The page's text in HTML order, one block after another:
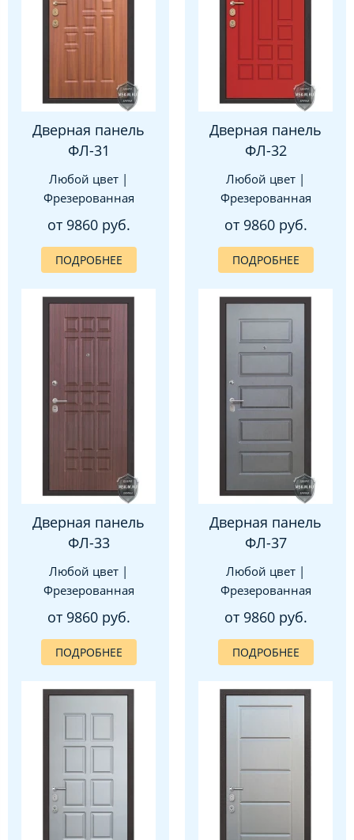
Дверная панель
ФЛ-31
Любой цвет |
Фрезерованная
от 9860 руб.
ПОДРОБНЕЕ
Дверная панель
ФЛ-32
Любой цвет |
Фрезерованная
от 9860 руб.
ПОДРОБНЕЕ
Дверная панель
ФЛ-33
Любой цвет |
Фрезерованная
от 9860 руб.
ПОДРОБНЕЕ
Дверная панель
ФЛ-37
Любой цвет |
Фрезерованная
от 9860 руб.
ПОДРОБНЕЕ